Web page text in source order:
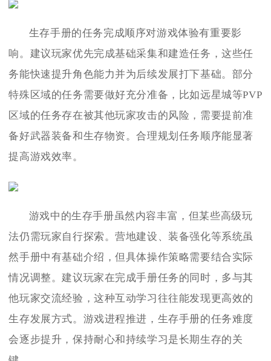
生存手册的任务完成顺序对游戏体验有重要影
响。建议玩家优先完成基础采集和建造任务，这些任
务能快速提升角色能力并为后续发展打下基础。部分
特殊区域的任务需要做好充分准备，比如远星城等PVP
区域的任务存在被其他玩家攻击的风险，需要提前准
备好武器装备和生存物资。合理规划任务顺序能显著
提高游戏效率。
游戏中的生存手册虽然内容丰富，但某些高级玩
法仍需玩家自行探索。营地建设、装备强化等系统虽
然手册中有基础介绍，但具体操作策略需要结合实际
情况调整。建议玩家在完成手册任务的同时，多与其
他玩家交流经验，这种互动学习往往能发现更高效的
生存发展方式。游戏进程推进，生存手册的任务难度
会逐步提升，保持耐心和持续学习是长期生存的关